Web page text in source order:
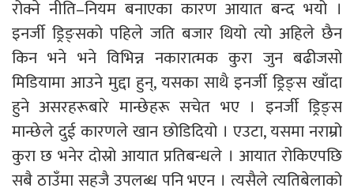
रोक्ने नीति–नियम बनाएका कारण आयात बन्द भयो ।
इनर्जी ड्रिङ्सको पहिले जति बजार थियो त्यो अहिले छैन
किन भने भने विभिन्न नकारात्मक कुरा जुन बढीजसो
मिडियामा आउने मुद्दा हुन्, यसका साथै इनर्जी ड्रिङ्स खाँदा
हुने असरहरूबारे मान्छेहरू सचेत भए । इनर्जी ड्रिङ्स
मान्छेले दुई कारणले खान छोडिदियो । एउटा, यसमा नराम्रो
कुरा छ भनेर दोस्रो आयात प्रतिबन्धले । आयात रोकिएपछि
सबै ठाउँमा सहजै उपलब्ध पनि भएन । त्यसैले त्यतिबेलाको